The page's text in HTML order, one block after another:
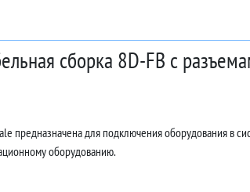
сборка 8D-FB с
предназначена для подключения оборудования в
оборудованию.